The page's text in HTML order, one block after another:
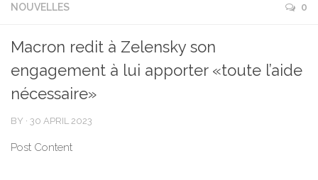
NOUVELLES 0
Macron redit à Zelensky son
engagement à lui apporter «toute l’aide
nécessaire»
BY · 30 APRIL 2023
Post Content